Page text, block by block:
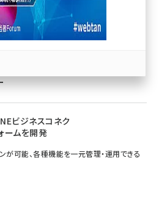
ビジネスコネク
ームを開発
が可能、各種機能を一元管理・運用できる